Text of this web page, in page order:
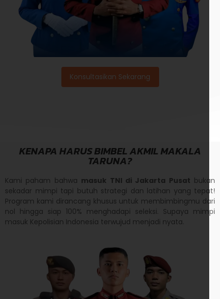
Konsultasikan Sekarang
KENAPA HARUS BIMBEL AKMIL MAKALA
TARUNA?
Kami paham bahwa masuk TNI di Jakarta Pusat bukan
sekadar mimpi tapi butuh strategi dan latihan yang tepat!
Program kami dirancang khusus untuk membimbingmu dari
nol hingga siap 100% menghadapi seleksi. Supaya mimpi
masuk Kepolisian Indonesia terwujud menjadi nyata.